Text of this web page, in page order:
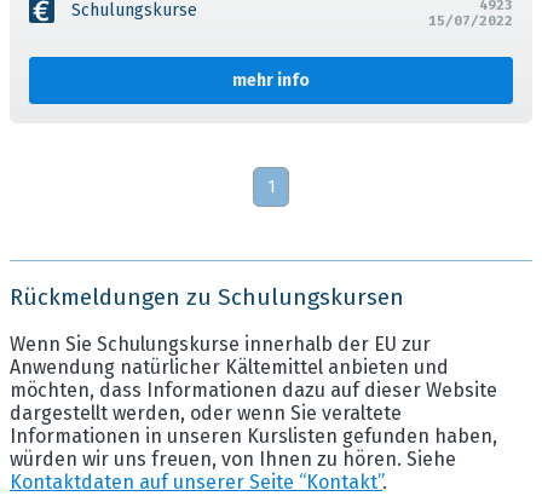
Schulungskurse
mehr info
4923
15/07/2022
1
Rückmeldungen zu Schulungskursen
Wenn Sie Schulungskurse innerhalb der EU zur
Anwendung natürlicher Kältemittel anbieten und
möchten, dass Informationen dazu auf dieser Website
dargestellt werden, oder wenn Sie veraltete
Informationen in unseren Kurslisten gefunden haben,
würden wir uns freuen, von Ihnen zu hören. Siehe
Kontaktdaten auf unserer Seite “Kontakt”.